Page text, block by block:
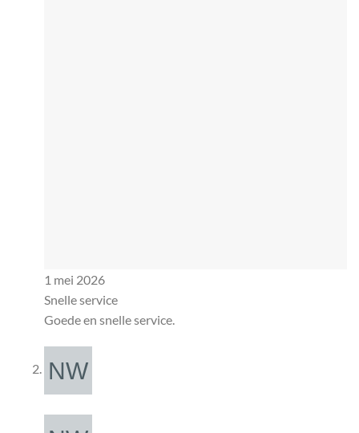
1 mei 2026
Snelle service
Goede en snelle service.